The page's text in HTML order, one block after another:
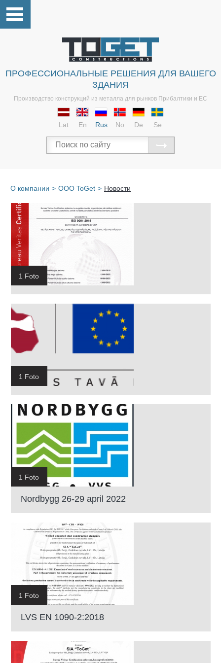
ПРОФЕССИОНАЛЬНЫЕ РЕШЕНИЯ ДЛЯ ВАШЕГО
ЗДАНИЯ
Производство конструкций из металла для рынков Прибалтики и ЕС
Lat En Rus No De Se
О компании > OOO ToGet > Новости
1 Foto
1 Foto
1 Foto
Nordbygg 26-29 april 2022
1 Foto
LVS EN 1090-2:2018